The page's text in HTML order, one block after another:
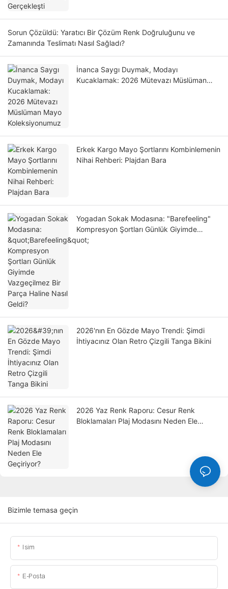
Sorun Çözüldü: Yaratıcı Bir Çözüm Renk Doğruluğunu ve
Zamanında Teslimatı Nasıl Sağladı?
İnanca Saygı Duymak, Modayı
Kucaklamak: 2026 Mütevazı Müslüman
Erkek Kargo Mayo Şortlarını Kombinlemenin
Nihai Rehberi: Plajdan Bara
Yogadan Sokak Modasına: "Barefeeling"
Kompresyon Şortları Günlük Giyimde
Vazgeçilmez Bir Parça Haline Nasıl Geldi?
2026'nın En Gözde Mayo Trendi: Şimdi
İhtiyacınız Olan Retro Çizgili Tanga Bikini
2026 Yaz Renk Raporu: Cesur Renk
Bloklamaları Plaj Modasını Neden Ele
Bizimle temasa geçin
Isim
E-Posta